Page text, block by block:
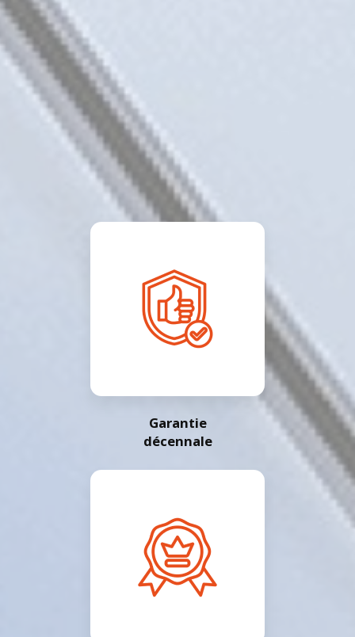
Garantie
décennale